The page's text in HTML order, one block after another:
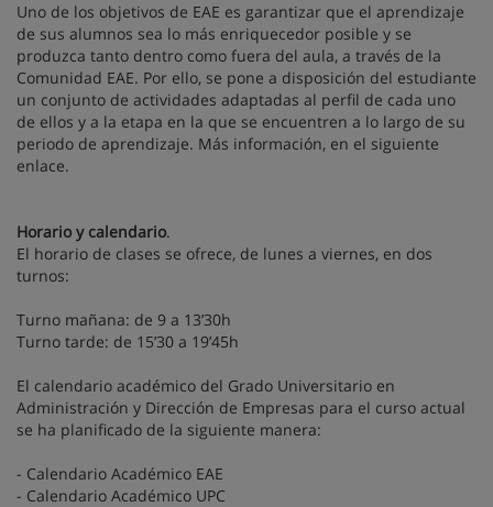
Uno de los objetivos de EAE es garantizar que el aprendizaje
de sus alumnos sea lo más enriquecedor posible y se
produzca tanto dentro como fuera del aula, a través de la
Comunidad EAE. Por ello, se pone a disposición del estudiante
un conjunto de actividades adaptadas al perfil de cada uno
de ellos y a la etapa en la que se encuentren a lo largo de su
periodo de aprendizaje. Más información, en el siguiente
enlace.
Horario y calendario.
El horario de clases se ofrece, de lunes a viernes, en dos
turnos:
Turno mañana: de 9 a 13’30h
Turno tarde: de 15’30 a 19’45h
El calendario académico del Grado Universitario en
Administración y Dirección de Empresas para el curso actual
se ha planificado de la siguiente manera:
- Calendario Académico EAE
- Calendario Académico UPC